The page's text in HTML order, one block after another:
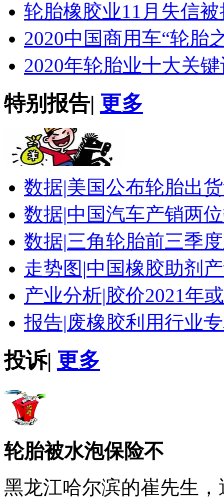
轮胎橡胶业11月失信
2020中国商用车“轮胎
2020年轮胎业十大关
特别报告| 更多
数据|美国公布轮胎出
数据|中国汽车产销两
数据|三角轮胎前三季
走势图|中国橡胶助剂
产业分析|胶价2021年
报告|废橡胶利用行业
投诉| 更多
轮胎被水泡保险不
黑龙江哈尔滨的崔先生